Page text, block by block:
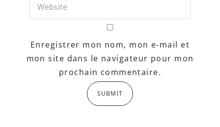
Enregistrer mon nom, mon e-mail et
mon site dans le navigateur pour mon
prochain commentaire.